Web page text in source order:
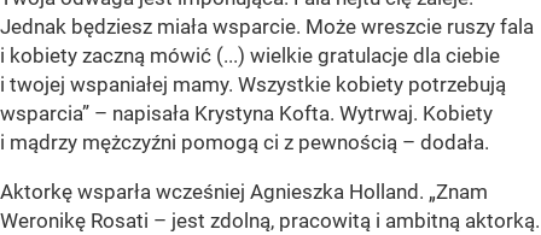
Jednak będziesz miała wsparcie. Może wreszcie ruszy fala
i kobiety zaczną mówić (...) wielkie gratulacje dla ciebie
i twojej wspaniałej mamy. Wszystkie kobiety potrzebują
wsparcia” – napisała Krystyna Kofta. Wytrwaj. Kobiety
i mądrzy mężczyźni pomogą ci z pewnością – dodała.
Aktorkę wsparła wcześniej Agnieszka Holland. „Znam
Weronikę Rosati – jest zdolną, pracowitą i ambitną aktorką.